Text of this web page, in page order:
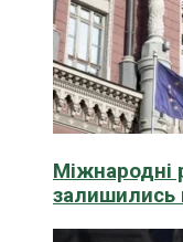
Міжнародні
залишились